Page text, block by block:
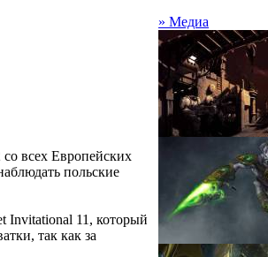
всех Европейских
польские
Invitational 11, который
так как за
» Медиа